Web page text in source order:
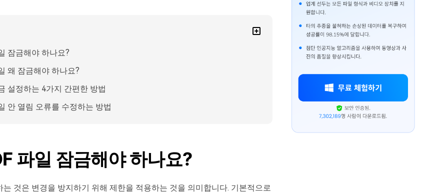
잠금해야 하나요?
왜 잠금해야 하나요?
설정하는 4가지 간편한 방법
안 열림 오류를 수정하는 방법
파일 잠금해야 하나요?
는 것은 변경을 방지하기 위해 제한을 적용하는 것을 의미합니다. 기본적으로